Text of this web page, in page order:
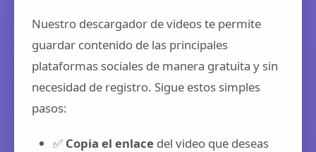
Nuestro descargador de videos te permite
guardar contenido de las principales
plataformas sociales de manera gratuita y sin
necesidad de registro. Sigue estos simples
pasos:
✅ Copia el enlace del video que deseas